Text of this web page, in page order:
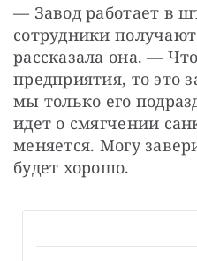
— Завод работает в
сотрудники
рассказала она. —
предприятия, то это
мы только его
идет о смягчении
меняется. Могу
будет хорошо.